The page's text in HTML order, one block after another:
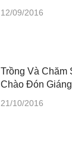
12/09/2016
Trồng Và Chăm
Chào Đón
21/10/2016